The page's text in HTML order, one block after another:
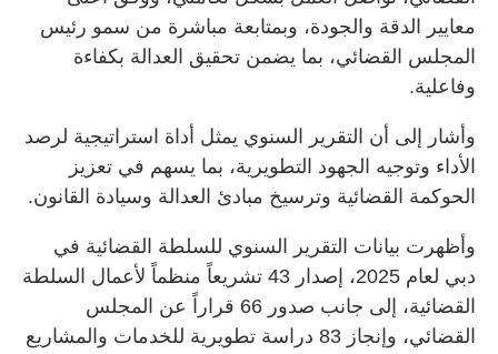
معايير الدقة والجودة، وبمتابعة مباشرة من سمو رئيس
المجلس القضائي، بما يضمن تحقيق العدالة بكفاءة
وفاعلية.
وأشار إلى أن التقرير السنوي يمثل أداة استراتيجية لرصد
الأداء وتوجيه الجهود التطويرية، بما يسهم في تعزيز
الحوكمة القضائية وترسيخ مبادئ العدالة وسيادة القانون.
وأظهرت بيانات التقرير السنوي للسلطة القضائية في
دبي لعام 2025، إصدار 43 تشريعاً منظماً لأعمال السلطة
القضائية، إلى جانب صدور 66 قراراً عن المجلس
القضائي، وإنجاز 83 دراسة تطويرية للخدمات والمشاريع